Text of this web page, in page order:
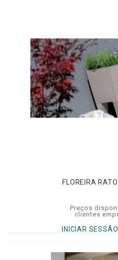
FLOREIRA
Preços
clientes
INICIAR SESSÃO